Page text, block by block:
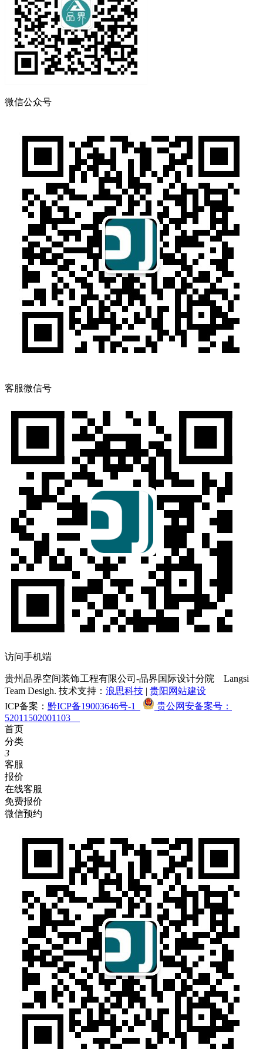
微信公众号
客服微信号
访问手机端
贵州品界空间装饰工程有限公司-品界国际设计分院 Langsi
Team Desigh. 技术支持： 浪思科技 | 贵阳网站建设
ICP备案： 黔ICP备19003646号-1
贵公网安备案号：
52011502001103
首页
分类
3
客服
报价
在线客服
免费报价
微信预约